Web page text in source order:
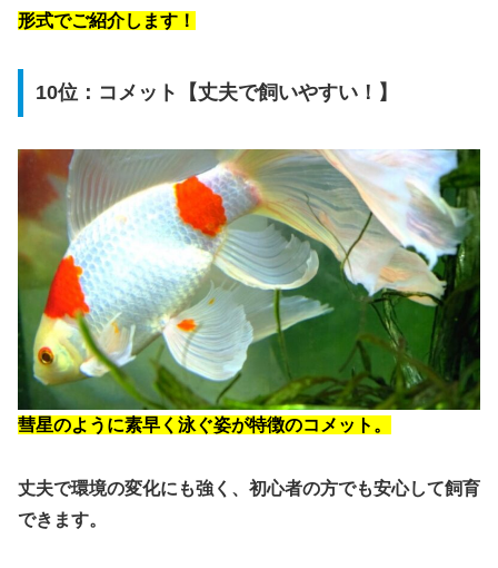
形式でご紹介します！
10位：コメット【丈夫で飼いやすい！】
彗星のように素早く泳ぐ姿が特徴のコメット。
丈夫で環境の変化にも強く、初心者の方でも安心して飼育
できます。